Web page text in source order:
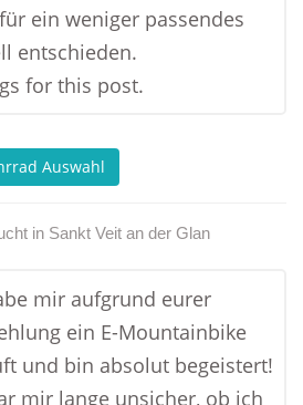
ein weniger passendes
entschieden.
for this post.
Auswahl
in Sankt Veit an der Glan
mir aufgrund eurer
ein E-Mountainbike
und bin absolut begeistert!
mir lange unsicher, ob ich